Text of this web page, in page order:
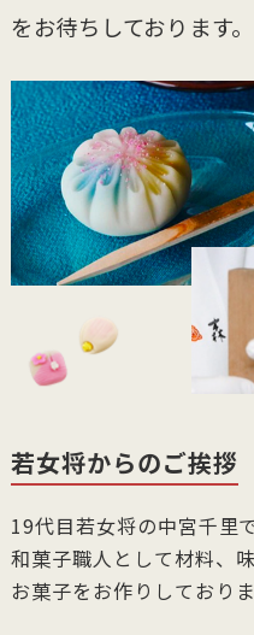
をお待ちしております。
若女将からのご挨拶
19代目若女将の中宮千里で
和菓子職人として材料、
お菓子をお作りしておりま